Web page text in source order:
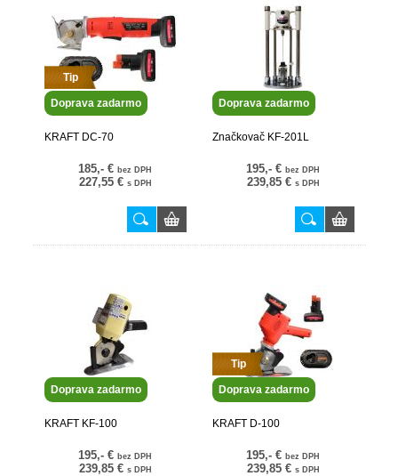
Tip
Doprava zadarmo
KRAFT DC-70
185,- € bez DPH
227,55 € s DPH
Doprava zadarmo
Značkovač KF-201L
195,- € bez DPH
239,85 € s DPH
Doprava zadarmo
KRAFT KF-100
195,- € bez DPH
239,85 € s DPH
Tip
Doprava zadarmo
KRAFT D-100
195,- € bez DPH
239,85 € s DPH